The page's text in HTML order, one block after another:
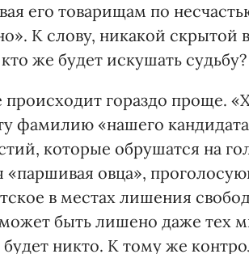
его товарищам по
К слову, никакой скрытой
же будет искушать судьбу?
гораздо проще.
фамилию «нашего
которые обрушатся на
«паршивая овца»,
в местах лишения
быть лишено даже тех
никто. К тому же